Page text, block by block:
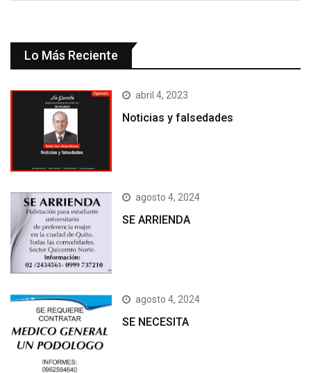
Lo Más Reciente
abril 4, 2023
Noticias y falsedades
agosto 4, 2024
SE ARRIENDA
agosto 4, 2024
SE NECESITA